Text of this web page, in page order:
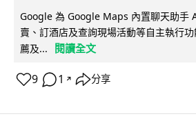
Google 為 Google Maps 內置聊天助手
賣、訂酒店及查詢現場活動等自主執行
薦及...
閱讀全文
9 1 ↗ 分享